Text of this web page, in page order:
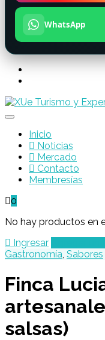
WhatsApp
Inicio
Noticias
Mercado
Contacto
Membresías
0
No hay productos en
Ingresar
Gastronomía, Sabores
Finca
salsas)